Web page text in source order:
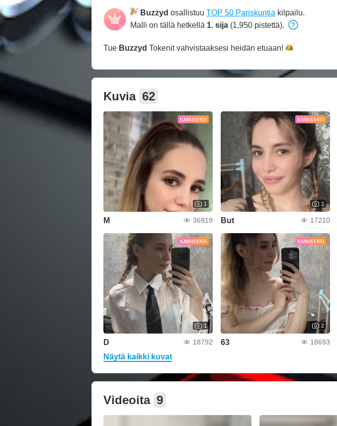
Buzzyd osallistuu TOP 50 Pariskuntia kilpailu.
Malli on tällä hetkellä 1. sija (1,950 pistettä).
Tue Buzzyd Tokenit vahvistaaksesi heidän etuaan!
Kuvia 62
ILMAISEKSI
1
M 36919
ILMAISEKSI
2
But 17210
ILMAISEKSI
1
D 18792
ILMAISEKSI
2
63 18693
Näytä kaikki kuvat
Videoita 9